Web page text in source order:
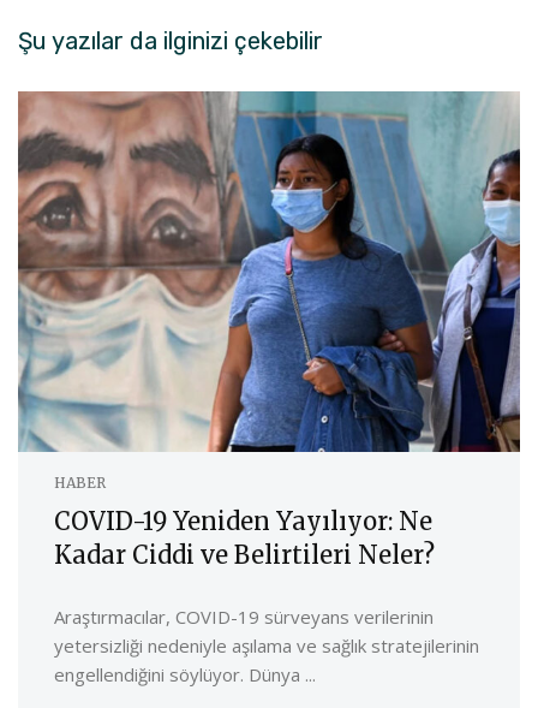
Şu yazılar da ilginizi çekebilir
HABER
COVID-19 Yeniden Yayılıyor: Ne
Kadar Ciddi ve Belirtileri Neler?
Araştırmacılar, COVID-19 sürveyans verilerinin
yetersizliği nedeniyle aşılama ve sağlık stratejilerinin
engellendiğini söylüyor. Dünya ...